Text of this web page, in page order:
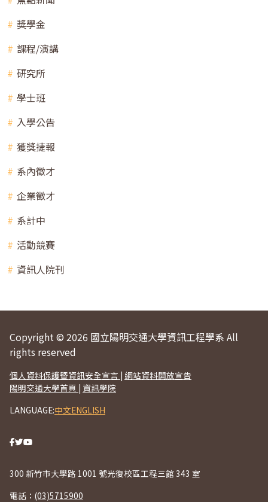
獎學金
課程/演講
研究所
學士班
入學公告
獲獎捷報
系內徵才
企業徵才
系計中
活動競賽
資訊人院刊
Copyright © 2026 國立陽明交通大學資訊工程學系 All
rights reserved
個人資料保護暨資訊安全宣言 | 網站資料開放宣告
陽明交通大學首頁 | 資訊學院
LANGUAGE:中文ENGLISH
300 新竹市大學路 1001 號光復校區工程三館 343 室
電話： (03)5715900